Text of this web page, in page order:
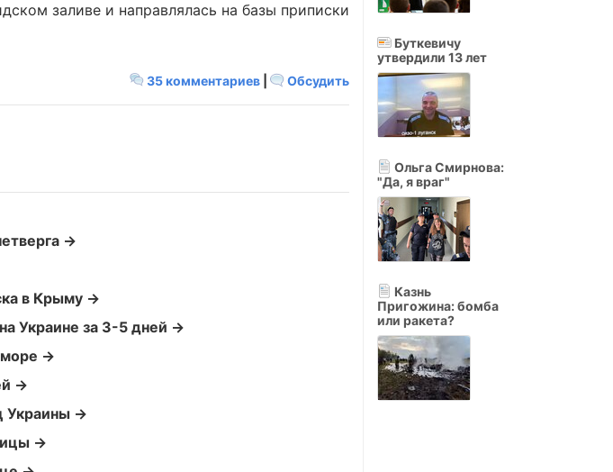
заливе и направлялась на базы приписки
35 комментариев Обсудить
→
в Крыму →
Украине за 3-5 дней →
море →
→
Украины →
→
Буткевичу
утвердили 13 лет
Ольга Смирнова:
"Да, я враг"
Казнь
Пригожина: бомба
или ракета?